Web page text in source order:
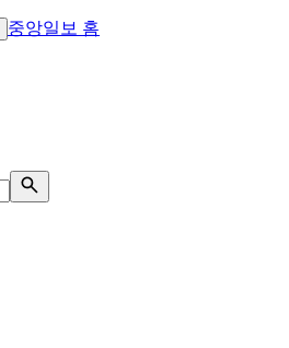
중앙일보 홈